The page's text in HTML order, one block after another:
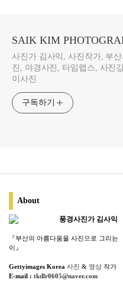
SAIK KIM
사진가 김사익, 사진작가, 부
진, 야경사진, 타임랩스, 사진
이사진
구독하기
About
풍경사진가 김사익
『부산의 아름다움을 사진으로 그리는
이』
Gettyimages Korea 사진 & 영상 작가
E-mail : tkdlr0605@naver.com